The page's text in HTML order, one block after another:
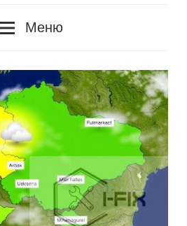
Меню